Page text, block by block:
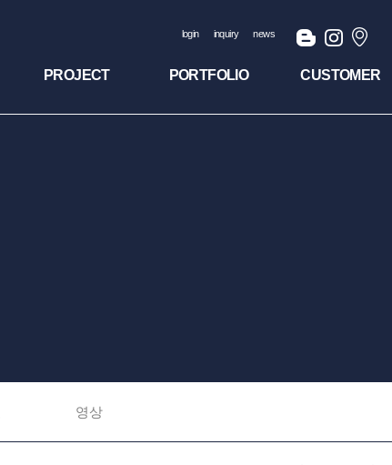
login inquiry news
PROJECT PORTFOLIO CUSTOMER
영상